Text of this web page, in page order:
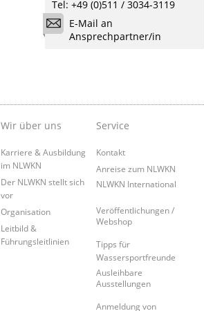
Tel: +49 (0)511 / 3034-3119
E-Mail an
Ansprechpartner/in
Wir über uns
Karriere & Ausbildung
im NLWKN
Der NLWKN stellt sich
vor
Organisation
Leitbild &
Führungsleitlinien
Service
Kontakt
Anreise zum NLWKN
NLWKN International
Veröffentlichungen /
Webshop
Tipps für
Wassersportfreunde
Ausleihbare
Ausstellungen
Anmeldung von